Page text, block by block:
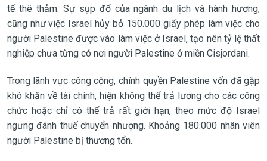
tế thê thảm. Sự sụp đổ của ngành du lịch và hành hương,
cũng như việc Israel hủy bỏ 150.000 giấy phép làm việc cho
người Palestine được vào làm việc ở Israel, tạo nên tỷ lệ thất
nghiệp chưa từng có nơi người Palestine ở miền Cisjordani.
Trong lãnh vực công cộng, chính quyền Palestine vốn đã gặp
khó khăn về tài chính, hiện không thể trả lương cho các công
chức hoặc chỉ có thể trả rất giới hạn, theo mức độ Israel
ngưng đánh thuế chuyển nhượng. Khoảng 180.000 nhân viên
người Palestine bị thương tổn.